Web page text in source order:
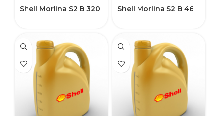
Shell Morlina S2 B 320 Shell Morlina S2 B 46